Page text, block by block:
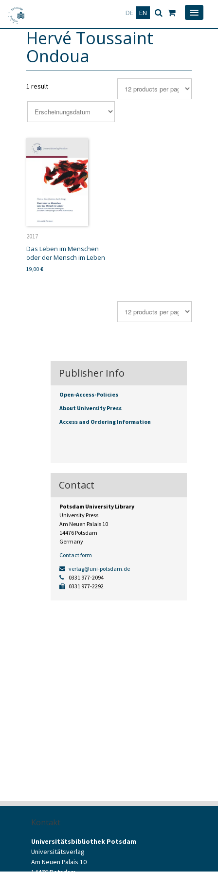
DE EN
Deutsch
Hervé Toussaint
Ondoua
1 result
2017
Das Leben im Menschen
oder der Mensch im Leben
19,00 €
Publisher Info
Open-Access-Policies
About University Press
Access and Ordering Information
Contact
Potsdam University Library
University Press
Am Neuen Palais 10
14476 Potsdam
Germany
Contact form
verlag@uni-potsdam.de
0331 977-2094
0331 977-2292
Kontakt
Universitätsbibliothek Potsdam
Universitätsverlag
Am Neuen Palais 10